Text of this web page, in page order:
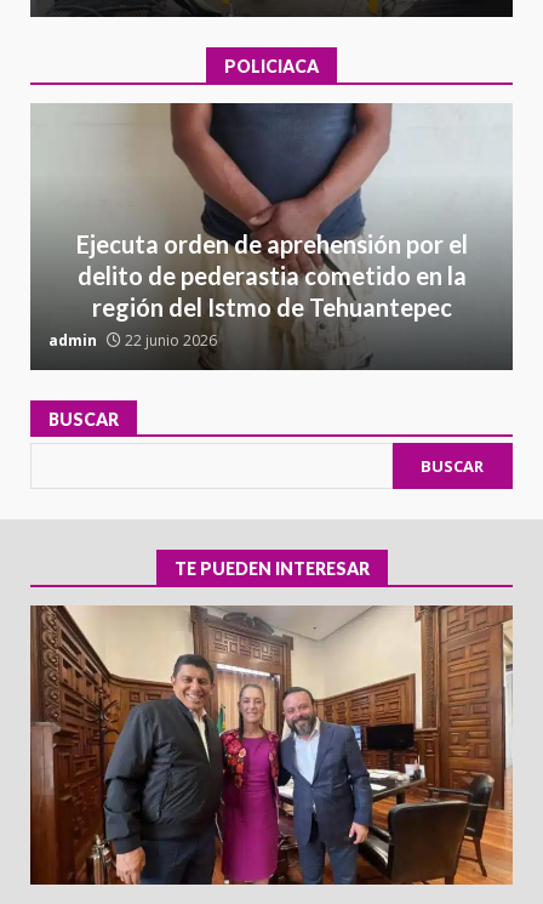
POLICIACA
Ejecuta orden de aprehensión por el
delito de pederastia cometido en la
región del Istmo de Tehuantepec
admin 22 junio 2026
BUSCAR
BUSCAR
TE PUEDEN INTERESAR